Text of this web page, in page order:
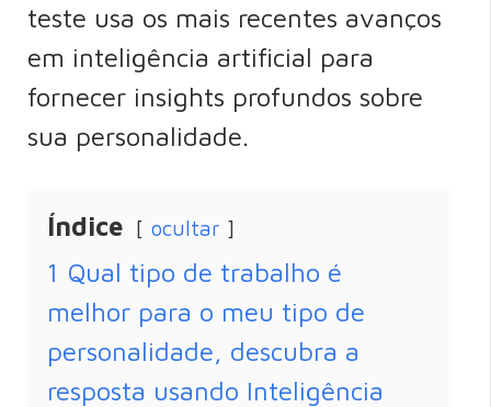
teste usa os mais recentes avanços
em inteligência artificial para
fornecer insights profundos sobre
sua personalidade.
Índice ocultar
1 Qual tipo de trabalho é
melhor para o meu tipo de
personalidade, descubra a
resposta usando Inteligência